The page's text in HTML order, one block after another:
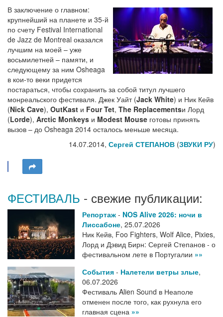
В заключение о главном:
крупнейший на планете и 35-й
по счету Festival International
de Jazz de Montreal оказался
лучшим на моей – уже
восьмилетней – памяти, и
следующему за ним Osheaga
в кои-то веки придется
постараться, чтобы сохранить за собой титул лучшего
монреальского фестиваля. Джек Уайт (Jack White) и Ник Кейв
(Nick Cave), OutKast и Four Tet, The Replacementsи Лорд
(Lorde), Arctic Monkeys и Modest Mouse готовы принять
вызов – до Osheaga 2014 осталось меньше месяца.
14.07.2014, Сергей СТЕПАНОВ (ЗВУКИ РУ)
ФЕСТИВАЛЬ - свежие публикации:
Репортаж - NOS Alive 2026: ночи в
Лиссабоне, 25.07.2026
Ник Кейв, Foo Fighters, Wolf Alice, Pixies,
Лорд и Дэвид Бирн: Сергей Степанов - о
фестивальном лете в Португалии »»
События - Налетели ветры злые,
06.07.2026
Фестиваль Alien Sound в Неаполе
отменен после того, как рухнула его
главная сцена »»